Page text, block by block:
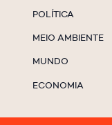
POLÍTICA
MEIO AMBIENTE
MUNDO
ECONOMIA